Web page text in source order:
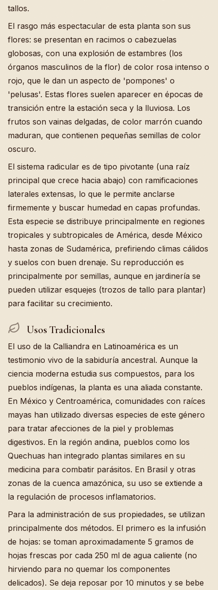
tallos.
El rasgo más espectacular de esta planta son sus
flores: se presentan en racimos o cabezuelas
globosas, con una explosión de estambres (los
órganos masculinos de la flor) de color rosa intenso o
rojo, que le dan un aspecto de 'pompones' o
'pelusas'. Estas flores suelen aparecer en épocas de
transición entre la estación seca y la lluviosa. Los
frutos son vainas delgadas, de color marrón cuando
maduran, que contienen pequeñas semillas de color
oscuro.
El sistema radicular es de tipo pivotante (una raíz
principal que crece hacia abajo) con ramificaciones
laterales extensas, lo que le permite anclarse
firmemente y buscar humedad en capas profundas.
Esta especie se distribuye principalmente en regiones
tropicales y subtropicales de América, desde México
hasta zonas de Sudamérica, prefiriendo climas cálidos
y suelos con buen drenaje. Su reproducción es
principalmente por semillas, aunque en jardinería se
pueden utilizar esquejes (trozos de tallo para plantar)
para facilitar su crecimiento.
Usos Tradicionales
El uso de la Calliandra en Latinoamérica es un
testimonio vivo de la sabiduría ancestral. Aunque la
ciencia moderna estudia sus compuestos, para los
pueblos indígenas, la planta es una aliada constante.
En México y Centroamérica, comunidades con raíces
mayas han utilizado diversas especies de este género
para tratar afecciones de la piel y problemas
digestivos. En la región andina, pueblos como los
Quechuas han integrado plantas similares en su
medicina para combatir parásitos. En Brasil y otras
zonas de la cuenca amazónica, su uso se extiende a
la regulación de procesos inflamatorios.
Para la administración de sus propiedades, se utilizan
principalmente dos métodos. El primero es la infusión
de hojas: se toman aproximadamente 5 gramos de
hojas frescas por cada 250 ml de agua caliente (no
hirviendo para no quemar los componentes
delicados). Se deja reposar por 10 minutos y se bebe